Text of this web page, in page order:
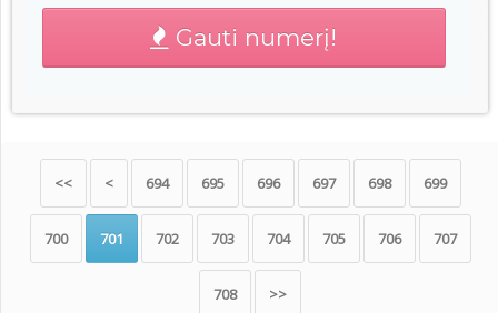
Gauti numerį!
<< < 694 695 696 697 698 699
700 701 702 703 704 705 706 707
708 >>